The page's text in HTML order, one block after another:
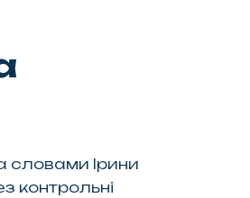
словами Ірини
контрольні